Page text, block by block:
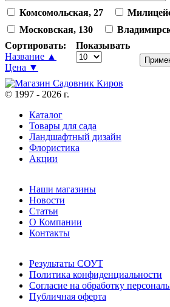
Комсомольская, 27
Московская, 130
Сортировать:
Название ▲
Цена ▼
Показывать
© 1997 - 2026 г.
Каталог
Товары для сада
Ландшафтный дизайн
Флористика
Акции
Наши магазины
Новости
Статьи
О Компании
Контакты
Результаты СОУТ
Политика конфиденциальности
Согласие на обработку
Публичная оферта